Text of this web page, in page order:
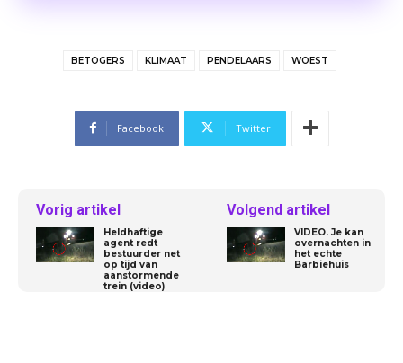
BETOGERS KLIMAAT PENDELAARS WOEST
Facebook Twitter
Vorig artikel
Heldhaftige
agent redt
bestuurder net
op tijd van
aanstormende
trein (video)
Volgend artikel
VIDEO. Je kan
overnachten in
het echte
Barbiehuis